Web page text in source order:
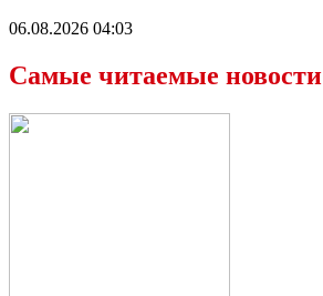
06.08.2026 04:03
Самые читаемые новости